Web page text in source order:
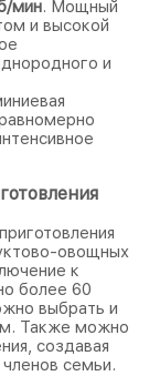
мин. Мощный
и высокой
и
овощных
к
более 60
выбрать и
Также можно
создавая
семьи.